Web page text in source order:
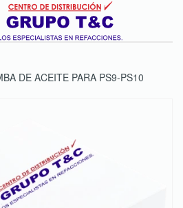
DE ACEITE PARA PS9-PS10